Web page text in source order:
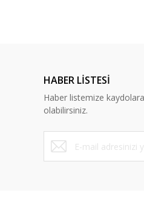
Ürün bilgilerinde
Ürün fiyatı diğer
HABER LİSTESİ
Haber listemize
olabilirsiniz.